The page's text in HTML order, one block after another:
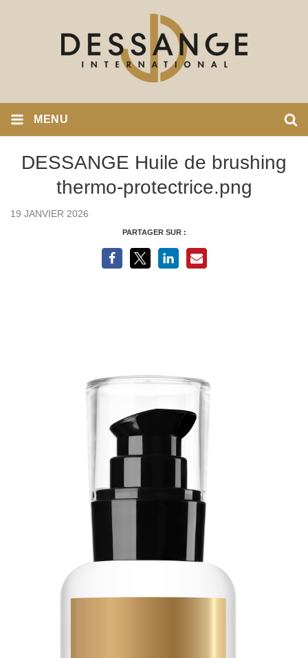
MENU
DESSANGE Huile de brushing
thermo-protectrice.png
19 JANVIER 2026
PARTAGER SUR :